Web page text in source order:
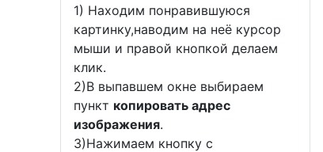
1) Находим понравившуюся
картинку,наводим на неё курсор
мыши и правой кнопкой делаем
клик.
2)В выпавшем окне выбираем
пункт копировать адрес
изображения.
3)Нажимаем кнопку с